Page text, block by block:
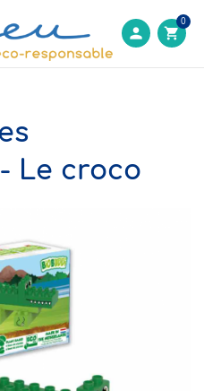
person shopping_cart
0
Le croco